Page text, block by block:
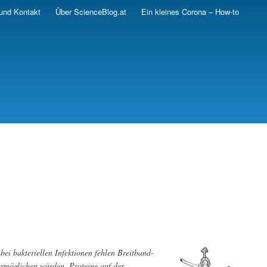
Kontakt Über ScienceBlog.at Ein kleines Corona – How-to
bakteriellen Infektionen fehlen Breitband-